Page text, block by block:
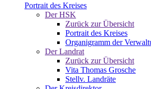
Portrait des Kreises
Der HSK
Zurück zur Übersicht
Portrait des Kreises
Organigramm der
Der Landrat
Zurück zur Übersicht
Vita Thomas Grosche
Stellv. Landräte